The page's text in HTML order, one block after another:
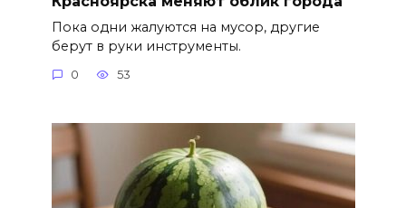
Пока одни жалуются на мусор, другие
берут в руки инструменты.
0 53